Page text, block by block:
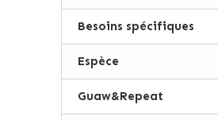
Besoins spécifiques
Espèce
Guaw&Repeat